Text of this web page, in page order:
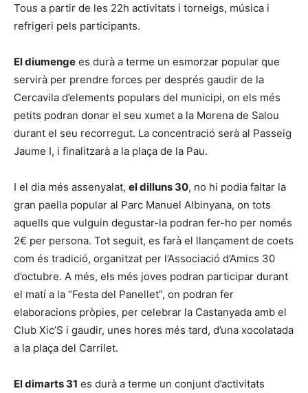
Tous a partir de les 22h activitats i torneigs, música i
refrigeri pels participants.
El diumenge es durà a terme un esmorzar popular que
servirà per prendre forces per després gaudir de la
Cercavila d’elements populars del municipi, on els més
petits podran donar el seu xumet a la Morena de Salou
durant el seu recorregut. La concentració serà al Passeig
Jaume I, i finalitzarà a la plaça de la Pau.
I el dia més assenyalat, el dilluns 30, no hi podia faltar la
gran paella popular al Parc Manuel Albinyana, on tots
aquells que vulguin degustar-la podran fer-ho per només
2€ per persona. Tot seguit, es farà el llançament de coets
com és tradició, organitzat per l’Associació d’Amics 30
d’octubre. A més, els més joves podran participar durant
el matí a la “Festa del Panellet”, on podran fer
elaboracions pròpies, per celebrar la Castanyada amb el
Club Xic’S i gaudir, unes hores més tard, d’una xocolatada
a la plaça del Carrilet.
El dimarts 31 es durà a terme un conjunt d’activitats